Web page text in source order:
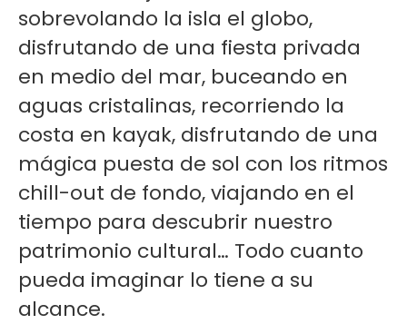
sobrevolando la isla el globo,
disfrutando de una fiesta privada
en medio del mar, buceando en
aguas cristalinas, recorriendo la
costa en kayak, disfrutando de una
mágica puesta de sol con los ritmos
chill-out de fondo, viajando en el
tiempo para descubrir nuestro
patrimonio cultural… Todo cuanto
pueda imaginar lo tiene a su
alcance.